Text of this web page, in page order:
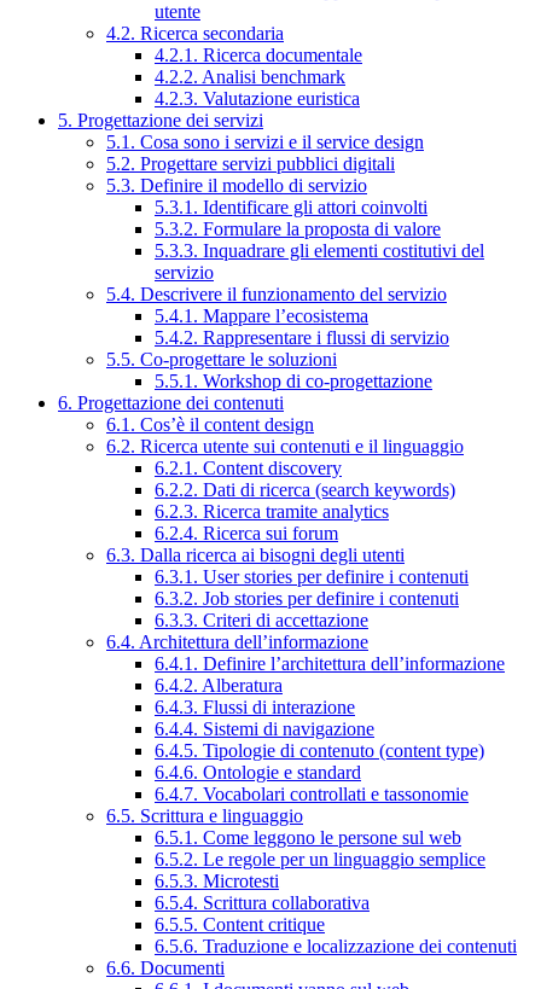
utente
4.2. Ricerca secondaria
4.2.1. Ricerca documentale
4.2.2. Analisi benchmark
4.2.3. Valutazione euristica
5. Progettazione dei servizi
5.1. Cosa sono i servizi e il service design
5.2. Progettare servizi pubblici digitali
5.3. Definire il modello di servizio
5.3.1. Identificare gli attori coinvolti
5.3.2. Formulare la proposta di valore
5.3.3. Inquadrare gli elementi costitutivi del
servizio
5.4. Descrivere il funzionamento del servizio
5.4.1. Mappare l’ecosistema
5.4.2. Rappresentare i flussi di servizio
5.5. Co-progettare le soluzioni
5.5.1. Workshop di co-progettazione
6. Progettazione dei contenuti
6.1. Cos’è il content design
6.2. Ricerca utente sui contenuti e il linguaggio
6.2.1. Content discovery
6.2.2. Dati di ricerca (search keywords)
6.2.3. Ricerca tramite analytics
6.2.4. Ricerca sui forum
6.3. Dalla ricerca ai bisogni degli utenti
6.3.1. User stories per definire i contenuti
6.3.2. Job stories per definire i contenuti
6.3.3. Criteri di accettazione
6.4. Architettura dell’informazione
6.4.1. Definire l’architettura dell’informazione
6.4.2. Alberatura
6.4.3. Flussi di interazione
6.4.4. Sistemi di navigazione
6.4.5. Tipologie di contenuto (content type)
6.4.6. Ontologie e standard
6.4.7. Vocabolari controllati e tassonomie
6.5. Scrittura e linguaggio
6.5.1. Come leggono le persone sul web
6.5.2. Le regole per un linguaggio semplice
6.5.3. Microtesti
6.5.4. Scrittura collaborativa
6.5.5. Content critique
6.5.6. Traduzione e localizzazione dei contenuti
6.6. Documenti